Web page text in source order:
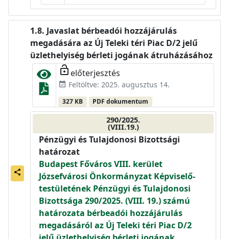
share
Javaslat bérbeadói hozzájárulás
megadására az Új Teleki téri Piac D/2 jelű
üzlethelyiség bérleti jogának átruházásához
lock_open előterjesztés
event_available Feltöltve: 2025. augusztus 14.
327 KB PDF dokumentum
290/2025.
(VIII.19.)
Pénzügyi és Tulajdonosi Bizottsági
határozat
Budapest Főváros VIII. kerület
Józsefvárosi Önkormányzat Képviselő-
testületének Pénzügyi és Tulajdonosi
Bizottsága 290/2025. (VIII. 19.) számú
határozata bérbeadói hozzájárulás
megadásáról az Új Teleki téri Piac D/2